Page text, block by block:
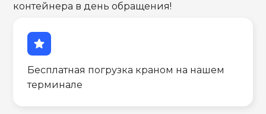
контейнера в день обращения!
star
Бесплатная погрузка краном на нашем
терминале